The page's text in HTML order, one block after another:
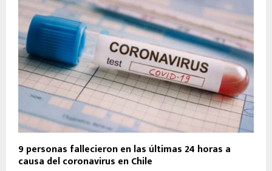
9 personas fallecieron en las últimas 24 horas a
causa del coronavirus en Chile